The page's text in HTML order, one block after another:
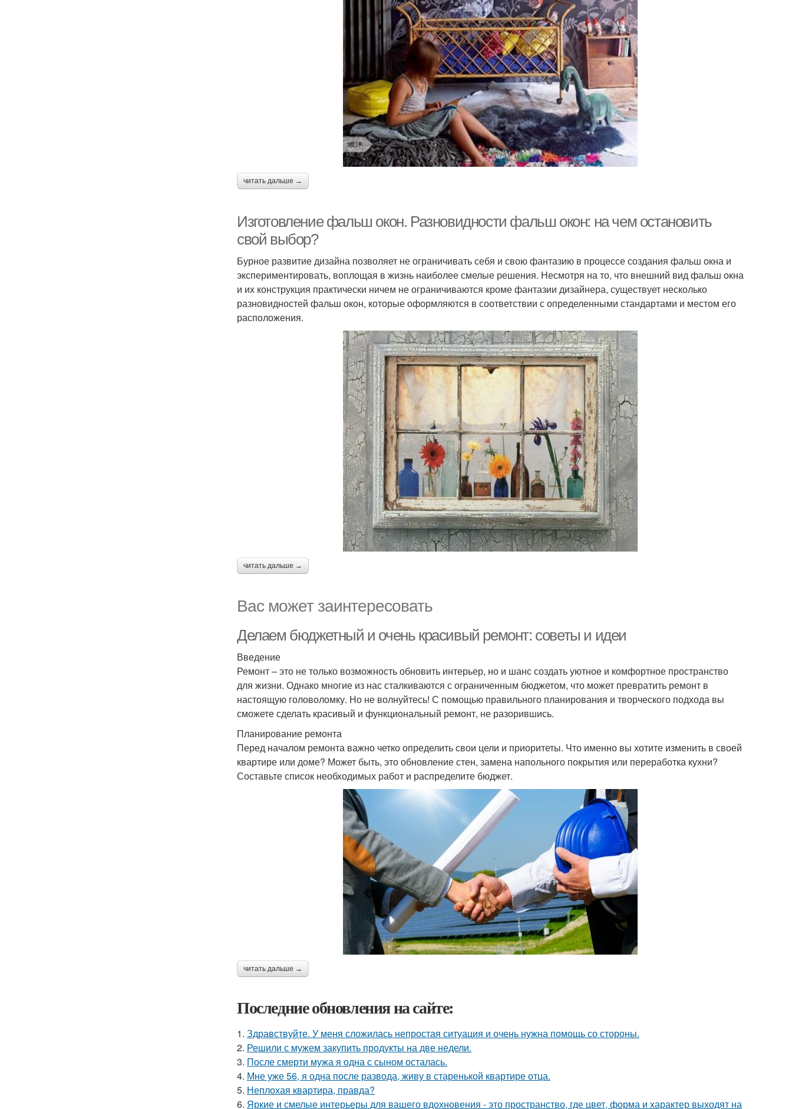
читать дальше →
Изготовление фальш окон. Разновидности фальш окон: на чем остановить
свой выбор?
Бурное развитие дизайна позволяет не ограничивать себя и свою фантазию в процессе создания фальш окна и
экспериментировать, воплощая в жизнь наиболее смелые решения. Несмотря на то, что внешний вид фальш окна
и их конструкция практически ничем не ограничиваются кроме фантазии дизайнера, существует несколько
разновидностей фальш окон, которые оформляются в соответствии с определенными стандартами и местом его
расположения.
читать дальше →
Вас может заинтересовать
Делаем бюджетный и очень красивый ремонт: советы и идеи
Введение
Ремонт – это не только возможность обновить интерьер, но и шанс создать уютное и комфортное пространство
для жизни. Однако многие из нас сталкиваются с ограниченным бюджетом, что может превратить ремонт в
настоящую головоломку. Но не волнуйтесь! С помощью правильного планирования и творческого подхода вы
сможете сделать красивый и функциональный ремонт, не разорившись.
Планирование ремонта
Перед началом ремонта важно четко определить свои цели и приоритеты. Что именно вы хотите изменить в своей
квартире или доме? Может быть, это обновление стен, замена напольного покрытия или переработка кухни?
Составьте список необходимых работ и распределите бюджет.
читать дальше →
Последние обновления на сайте:
1. Здравствуйте. У меня сложилась непростая ситуация и очень нужна помощь со стороны.
2. Решили с мужем закупить продукты на две недели.
3. После смерти мужа я одна с сыном осталась.
4. Мне уже 56, я одна после развода, живу в старенькой квартире отца.
5. Неплохая квартира, правда?
6. Яркие и смелые интерьеры для вашего вдохновения - это пространство, где цвет, форма и характер выходят на